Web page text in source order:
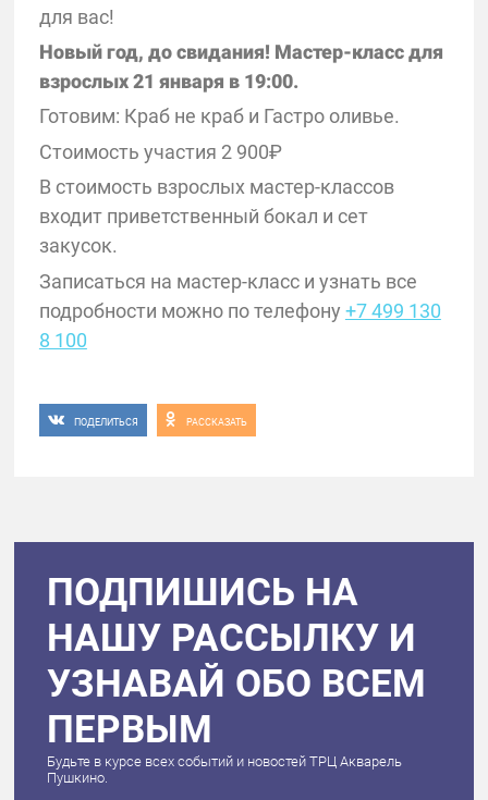
для вас!
Новый год, до свидания! Мастер-класс для
взрослых 21 января в 19:00.
Готовим: Краб не краб и Гастро оливье.
Стоимость участия 2 900₽
В стоимость взрослых мастер-классов
входит приветственный бокал и сет
закусок.
Записаться на мастер-класс и узнать все
подробности можно по телефону +7 499 130
8 100
ПОДЕЛИТЬСЯ РАССКАЗАТЬ
ПОДПИШИСЬ НА
НАШУ РАССЫЛКУ И
УЗНАВАЙ ОБО ВСЕМ
ПЕРВЫМ
Будьте в курсе всех событий и новостей ТРЦ Акварель
Пушкино.